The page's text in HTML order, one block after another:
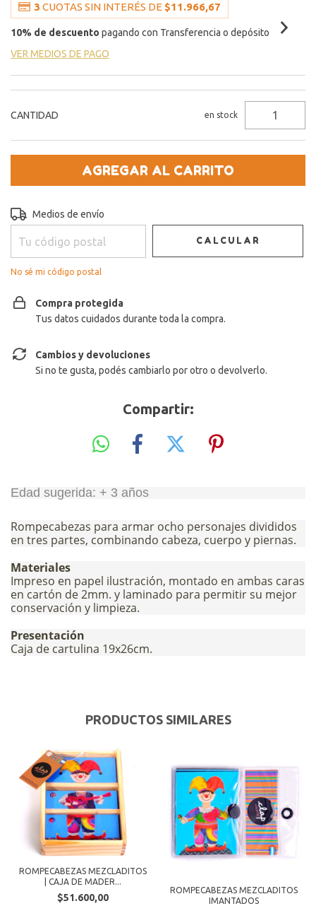
3 CUOTAS SIN INTERÉS DE $11.966,67
10% de descuento pagando con Transferencia o depósito
VER MEDIOS DE PAGO
CANTIDAD en stock
Entregas para el CP:
Medios de envío
CALCULAR
No sé mi código postal
Compra protegida
Tus datos cuidados durante toda la compra.
Cambios y devoluciones
Si no te gusta, podés cambiarlo por otro o devolverlo.
Compartir:
Edad sugerida: + 3 años
Rompecabezas para armar ocho personajes divididos
en tres partes, combinando cabeza, cuerpo y piernas.
Materiales
Impreso en papel ilustración, montado en ambas caras
en cartón de 2mm. y laminado para permitir su mejor
conservación y limpieza.
Presentación
Caja de cartulina 19x26cm.
PRODUCTOS SIMILARES
ROMPECABEZAS MEZCLADITOS
| CAJA DE MADER...
$51.600,00
ROMPECABEZAS MEZCLADITOS
IMANTADOS